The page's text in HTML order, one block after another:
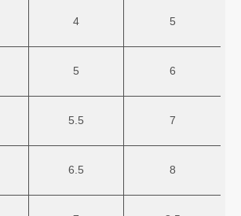
4 5
5 6
5.5 7
6.5 8